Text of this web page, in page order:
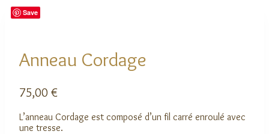
Save
Anneau Cordage
75,00 €
L’anneau Cordage est composé d’un fil carré enroulé avec
une tresse.